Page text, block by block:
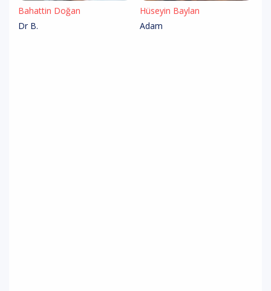
Bahattin Doğan
Dr B.
Hüseyin Baylan
Adam